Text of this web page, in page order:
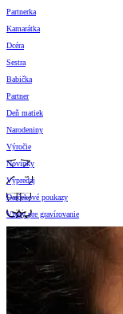
Partnerka
Kamarátka
Dcéra
Sestra
Babička
Partner
Deň matiek
Narodeniny
Výročie
Novinky
Výpredaj
Darčekové poukazy
Vzory pre gravírovanie